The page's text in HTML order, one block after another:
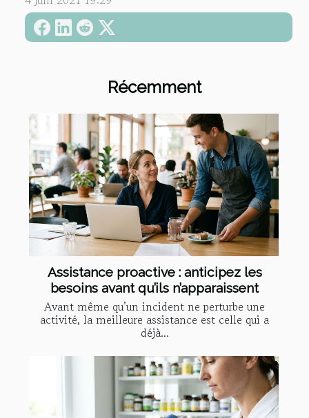
Récemment
Assistance proactive : anticipez les
besoins avant qu’ils n’apparaissent
Avant même qu’un incident ne perturbe une
activité, la meilleure assistance est celle qui a
déjà...